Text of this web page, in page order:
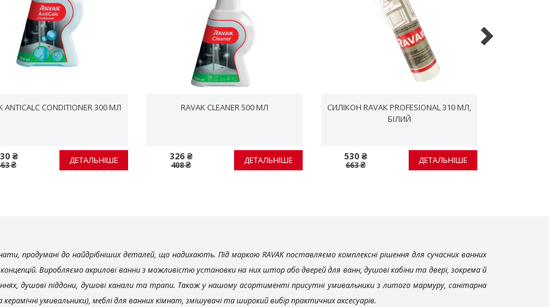
ANTICALC CONDITIONER 300 МЛ
₴
₴ ДЕТАЛЬНІШЕ
RAVAK CLEANER 500 МЛ
326 ₴
408 ₴ ДЕТАЛЬНІШЕ
СИЛІКОН RAVAK PROFESIONAL 310 МЛ,
БІЛИЙ
530 ₴
663 ₴ ДЕТАЛЬНІШЕ
продумані до найдрібніших деталей, що надихають. Під маркою RAVAK поставляємо комплексні рішення для сучасних ванних
концепцій. Виробляємо акрилові ванни з можливістю установки на них штор або дверей для ванн, душові кабіни та двері, зокрема й
душові піддони, душові канали та трапи. Також у нашому асортименті присутні умивальники з литого мармуру, санітарна
керамічні умивальники), меблі для ванних кімнат, змішувачі та широкий вибір практичних аксесуарів.